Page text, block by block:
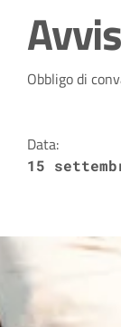
Obbligo di
Data:
15